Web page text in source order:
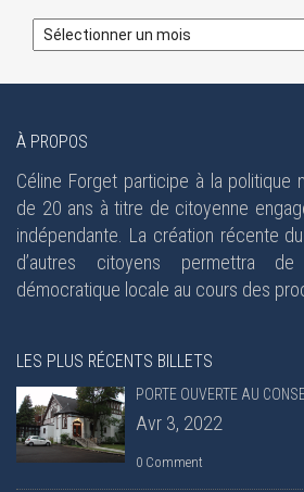
À PROPOS
Céline Forget participe à la politique
de 20 ans à titre de citoyenne
indépendante. La création récente
d’autres citoyens permettra
démocratique locale au cours des
LES PLUS RÉCENTS BILLETS
PORTE OUVERTE AU
Avr 3, 2022
0 Comment